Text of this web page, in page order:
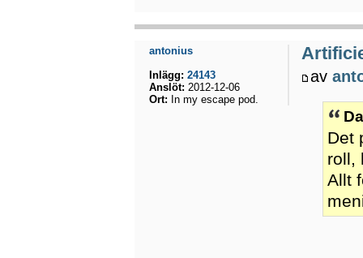
av
Det
roll,
Allt
antonius
Inlägg: 24143
Anslöt: 2012-12-06
Ort: In my escape pod.